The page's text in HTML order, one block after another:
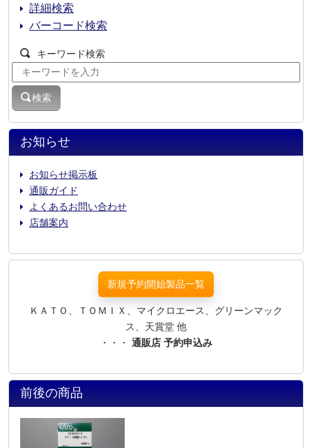
お知らせ
お知らせ掲示板
通販ガイド
よくあるお問い合わせ
店舗案内
詳細検索
バーコード検索
キーワード検索
検索
新規予約開始製品一覧
ＫＡＴＯ、ＴＯＭＩＸ、マイクロエース、グリーンマック
ス、天賞堂 他
・・・ 通販店 予約申込み
前後の商品